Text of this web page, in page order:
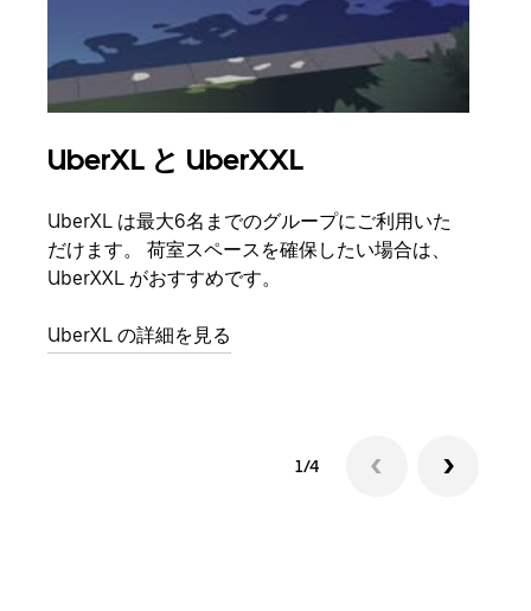
UberXL と UberXXL
UberXL は最大6名までのグループにご利用いた
だけます。 荷室スペースを確保したい場合は、
UberXXL がおすすめです。
UberXL の詳細を見る
1/4